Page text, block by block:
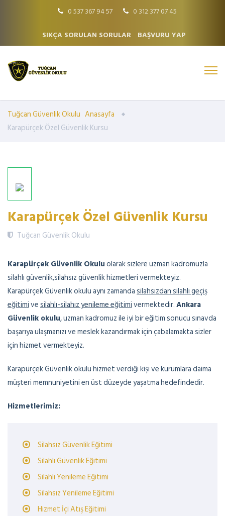
0 537 367 94 57 0 312 377 07 45
SIKÇA SORULAN SORULAR BAŞVURU YAP
Tuğcan Güvenlik Okulu Anasayfa
Karapürçek Özel Güvenlik Kursu
Karapürçek Özel Güvenlik Kursu
Tuğcan Güvenlik Okulu
Karapürçek Güvenlik Okuluolarak sizlere uzman kadromuzla
silahlı güvenlik,silahsız güvenlik hizmetleri vermekteyiz.
Karapürçek Güvenlik okulu aynı zamandasilahsızdan silahlı geçiş
eğitimivesilahlı-silahız yenileme eğitimivermektedir.Ankara
Güvenlik okulu, uzman kadromuz ile iyi bir eğitim sonucu sınavda
başarıya ulaşmanızı ve meslek kazandırmak için çabalamakta sizler
için hizmet vermekteyiz.
Karapürçek Güvenlik okulu hizmet verdiği kişi ve kurumlara daima
müşteri memnuniyetini en üst düzeyde yaşatma hedefindedir.
Hizmetlerimiz:
Silahsız Güvenlik Eğitimi
Silahlı Güvenlik Eğitimi
Silahlı Yenileme Eğitimi
Silahsız Yenileme Eğitimi
Hizmet İçi Atış Eğitimi